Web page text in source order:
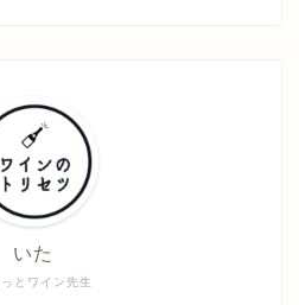
とワイン先生
いた
ワインのトリセツ
世界のワイン産地